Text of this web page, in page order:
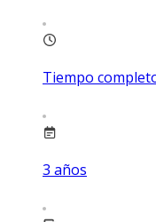
Tiempo
3 años